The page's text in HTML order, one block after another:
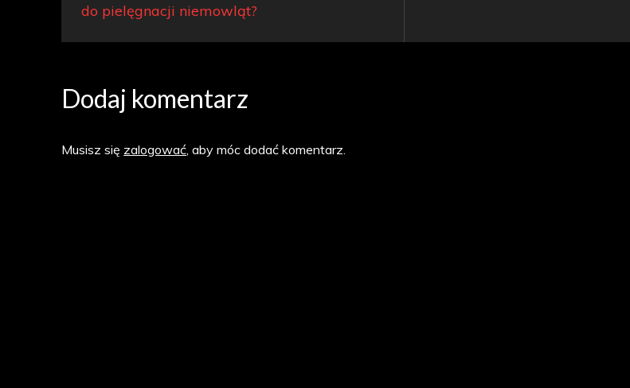
wpisu
do pielęgnacji niemowląt?
Dodaj komentarz
Musisz się zalogować , aby móc dodać komentarz.